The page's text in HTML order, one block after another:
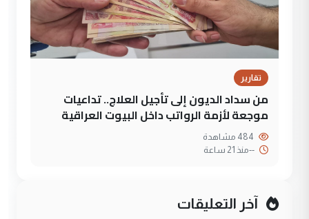
تقارير
من سداد الديون إلى تأجيل العلاج.. تداعيات
موجعة لأزمة الرواتب داخل البيوت العراقية
--منذ 21 ساعة
آخر التعليقات